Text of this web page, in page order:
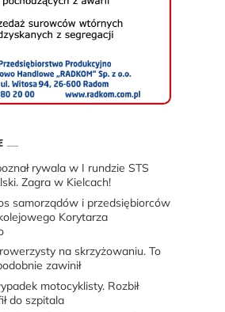
rywala w I rundzie STS
Zagra w Kielcach!
samorządów i przedsiębiorców
Korytarza
na skrzyżowaniu. To
zawinił
motocyklisty. Rozbił
do szpitala